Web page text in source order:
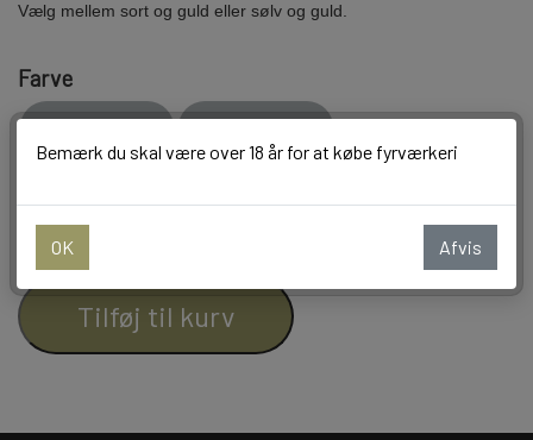
BALLONER
Vælg mellem sort og guld eller sølv og guld.
Farve
−
Tilføj til kurv
Bemærk du skal være over 18 år for at købe fyrværkeri
OK Afvis